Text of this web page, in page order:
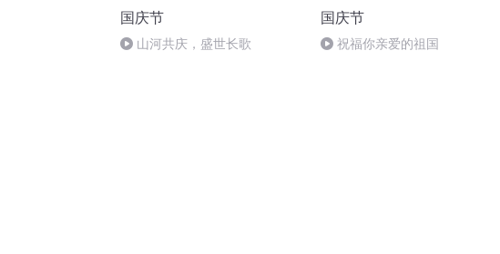
国庆节
山河共庆，盛世长歌
国庆节
祝福你亲爱的祖国